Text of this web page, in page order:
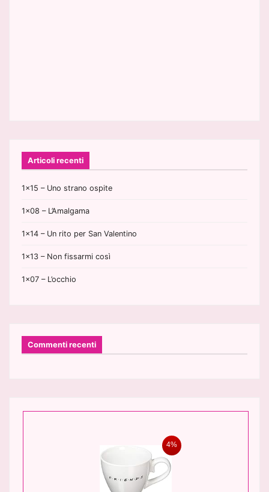
Articoli recenti
1×15 – Uno strano ospite
1×08 – L’Amalgama
1×14 – Un rito per San Valentino
1×13 – Non fissarmi così
1×07 – L’occhio
Commenti recenti
4%